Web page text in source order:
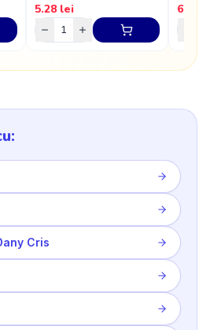
5.28 lei 6.53
Cris